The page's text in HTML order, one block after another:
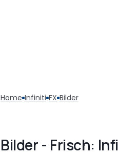
Home Infiniti FX Bilder
Bilder - Frisch: